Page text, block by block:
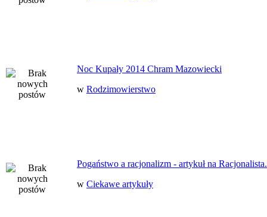
Noc Kupały 2014 Chram Mazowiecki
w Rodzimowierstwo
Pogaństwo a racjonalizm - artykuł na
w Ciekawe artykuły